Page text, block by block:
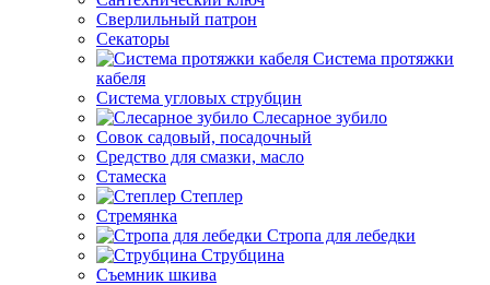
Сверлильный патрон
Секаторы
Система протяжки
кабеля
Система угловых струбцин
Слесарное зубило
Совок садовый, посадочный
Средство для смазки, масло
Стамеска
Степлер
Стремянка
Стропа для лебедки
Струбцина
Съемник шкива